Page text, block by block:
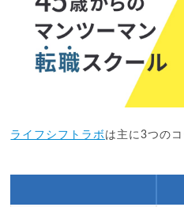
ライフシフトラボ は主に3つの